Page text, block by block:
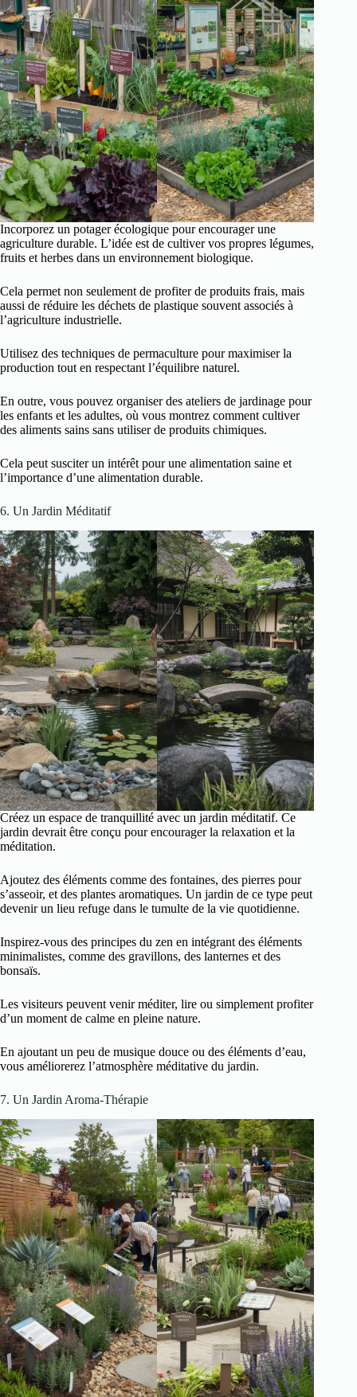
Incorporez un potager écologique pour encourager une
agriculture durable. L’idée est de cultiver vos propres légumes,
fruits et herbes dans un environnement biologique.
Cela permet non seulement de profiter de produits frais, mais
aussi de réduire les déchets de plastique souvent associés à
l’agriculture industrielle.
Utilisez des techniques de permaculture pour maximiser la
production tout en respectant l’équilibre naturel.
En outre, vous pouvez organiser des ateliers de jardinage pour
les enfants et les adultes, où vous montrez comment cultiver
des aliments sains sans utiliser de produits chimiques.
Cela peut susciter un intérêt pour une alimentation saine et
l’importance d’une alimentation durable.
6. Un Jardin Méditatif
Créez un espace de tranquillité avec un jardin méditatif. Ce
jardin devrait être conçu pour encourager la relaxation et la
méditation.
Ajoutez des éléments comme des fontaines, des pierres pour
s’asseoir, et des plantes aromatiques. Un jardin de ce type peut
devenir un lieu refuge dans le tumulte de la vie quotidienne.
Inspirez-vous des principes du zen en intégrant des éléments
minimalistes, comme des gravillons, des lanternes et des
bonsaïs.
Les visiteurs peuvent venir méditer, lire ou simplement profiter
d’un moment de calme en pleine nature.
En ajoutant un peu de musique douce ou des éléments d’eau,
vous améliorerez l’atmosphère méditative du jardin.
7. Un Jardin Aroma-Thérapie